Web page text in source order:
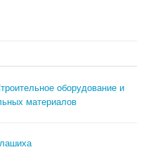
оборудование и
материалов